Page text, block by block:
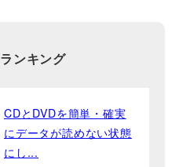
ランキング
CDとDVDを簡単・確実
にデータが読めない状態
にし...